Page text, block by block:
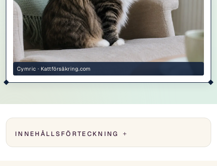
Cymric · Kattförsäkring.com
INNEHÅLLSFÖRTECKNING